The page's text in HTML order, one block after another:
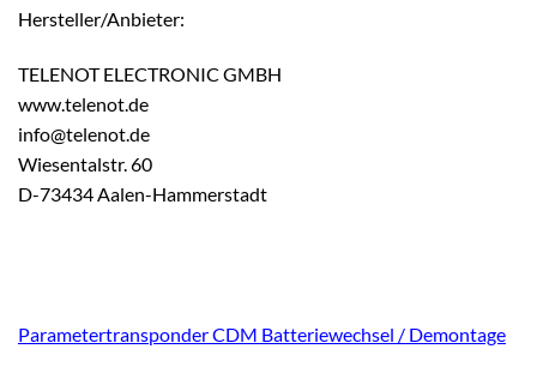
Hersteller/Anbieter:
TELENOT ELECTRONIC GMBH
www.telenot.de
info@telenot.de
Wiesentalstr. 60
D-73434 Aalen-Hammerstadt
Parametertransponder CDM Batteriewechsel / Demontage